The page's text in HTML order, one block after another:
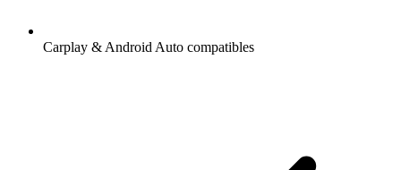
Carplay & Android Auto compatibles